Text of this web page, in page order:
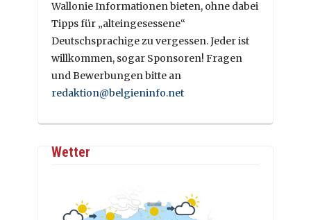
Wallonie Informationen bieten, ohne dabei
Tipps für „alteingesessene“
Deutschsprachige zu vergessen. Jeder ist
willkommen, sogar Sponsoren! Fragen
und Bewerbungen bitte an
redaktion@belgieninfo.net
Wetter